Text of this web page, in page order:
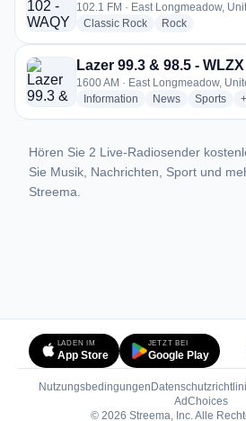
102.1 FM · East Longmeadow,
Classic Rockradio stations
Rockradio stations
Lazer 99.3 & 98.5 - WLZX
1600 AM · East Longmeadow,
Information radio stations
Newsradio stations
Sports
Hören Sie 2 Live-Radiosender
Sie Musik, Nachrichten, Sport und
Streema.
LADEN IM
App Store
JETZT BEI
Google Play
Nutzungsbedingungen
AdChoices
© 2026 Streema, Inc. Alle